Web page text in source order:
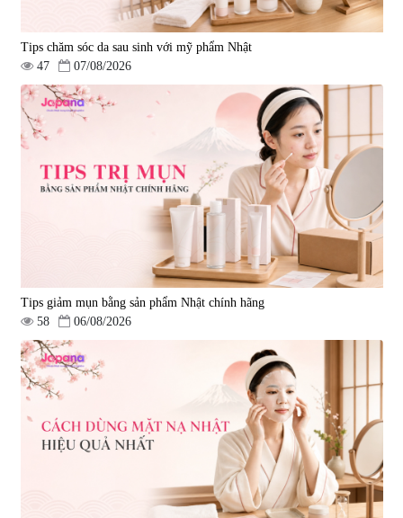
Tips chăm sóc da sau sinh với mỹ phẩm Nhật
47
07/08/2026
Tips giảm mụn bằng sản phẩm Nhật chính hãng
58
06/08/2026